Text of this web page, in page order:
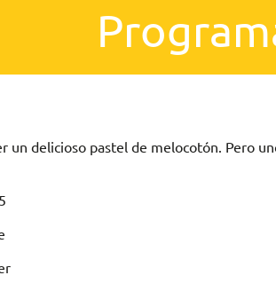
un delicioso pastel de melocotón. Pero